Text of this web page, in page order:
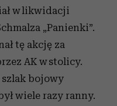
w likwidacji
„Panienki”.
tę akcję za
AK w stolicy.
szlak bojowy
wiele razy ranny.